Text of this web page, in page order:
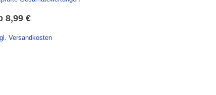
8,99 €
Versandkosten